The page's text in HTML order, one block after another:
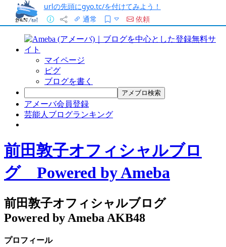
urlの先頭にgyo.tc/を付けてみよう！
通常
依頼